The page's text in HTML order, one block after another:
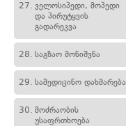
27. ველოსიპედი, მოპედი
და პირუტყვის
გადარეკვა
28. საგზაო მონიშვნა
29. სამედიცინო დახმარება
30. მოძრაობის
უსაფრთხოება